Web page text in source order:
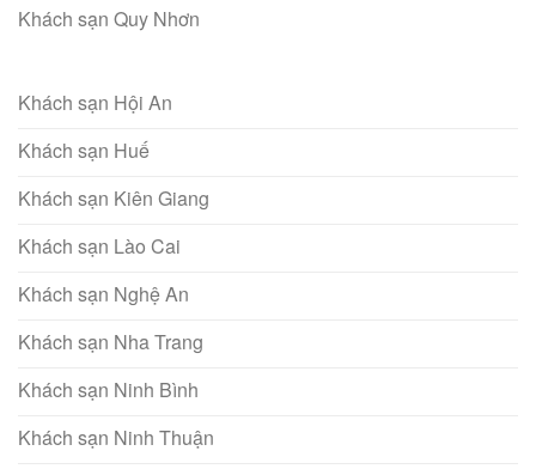
Khách sạn Quy Nhơn
Khách sạn Hội An
Khách sạn Huế
Khách sạn Kiên Giang
Khách sạn Lào Cai
Khách sạn Nghệ An
Khách sạn Nha Trang
Khách sạn Ninh Bình
Khách sạn Ninh Thuận